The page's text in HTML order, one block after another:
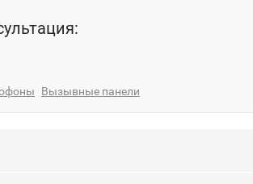
Вызывные панели